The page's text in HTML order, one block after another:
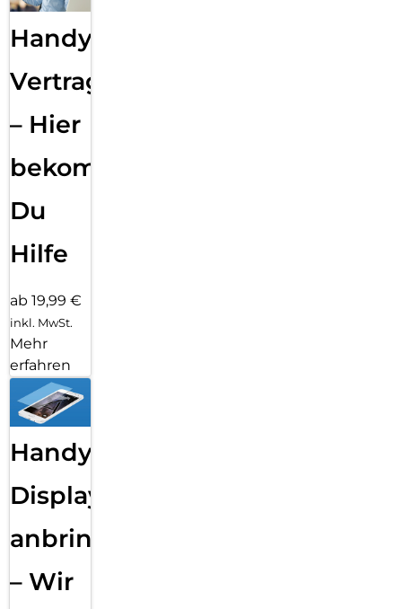
Handy
Vertragsabwicklung
– Hier
bekommst
Du
Hilfe
ab 19,99 €
inkl. MwSt.
Mehr
erfahren
Handy
Displayfolie
anbringen
– Wir